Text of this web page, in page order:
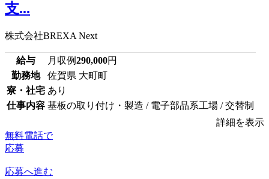
支...
株式会社BREXA Next
給与 月収例290,000円
勤務地
佐賀県 大町町
寮・社宅 あり
仕事内容 基板の取り付け・製造 / 電子部品系工場 / 交替制
詳細を表示
無料電話で
応募
応募へ進む